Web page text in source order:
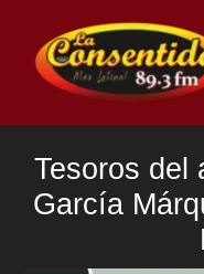
contenido
Tesoros del
García